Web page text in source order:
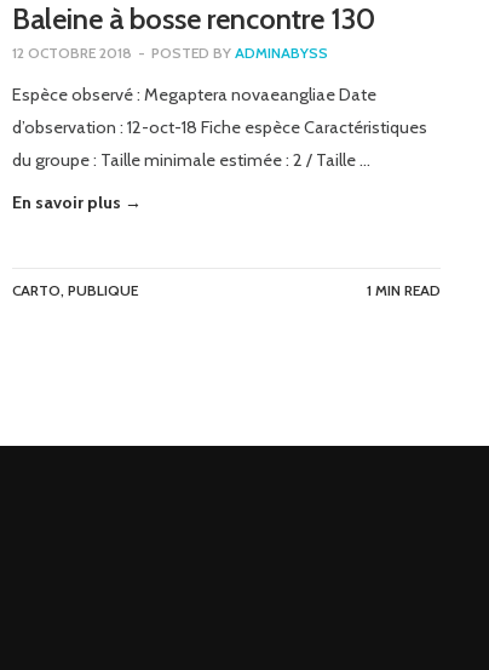
Baleine à bosse rencontre 130
12 OCTOBRE 2018 - POSTED BY ADMINABYSS
Espèce observé : Megaptera novaeangliae Date
d’observation : 12-oct-18 Fiche espèce Caractéristiques
du groupe : Taille minimale estimée : 2 / Taille …
En savoir plus →
CARTO, PUBLIQUE 1 MIN READ